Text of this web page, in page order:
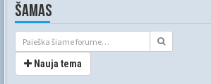
ŠAMAS
Nauja tema